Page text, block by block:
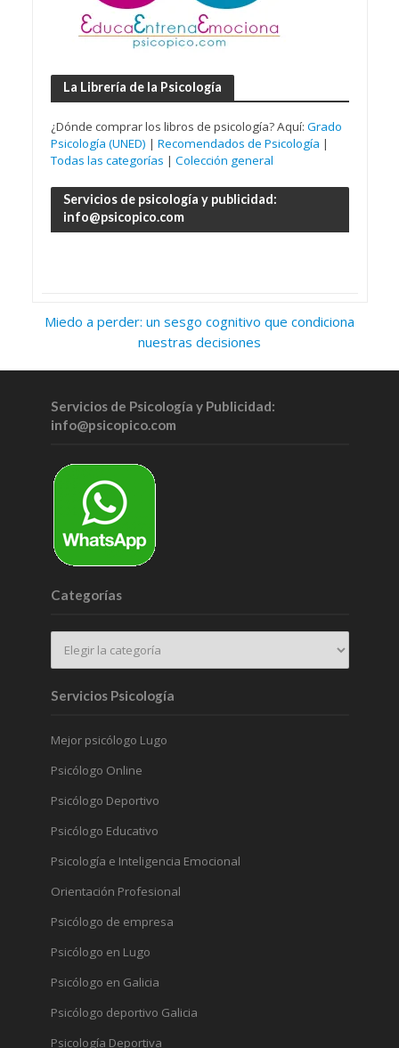
La Librería de la Psicología
¿Dónde comprar los libros de psicología? Aquí: Grado
Psicología (UNED) | Recomendados de Psicología |
Todas las categorías | Colección general
Servicios de psicología y publicidad:
info@psicopico.com
Miedo a perder: un sesgo cognitivo que condiciona
nuestras decisiones
Servicios de Psicología y Publicidad:
info@psicopico.com
Categorías
Servicios Psicología
Mejor psicólogo Lugo
Psicólogo Online
Psicólogo Deportivo
Psicólogo Educativo
Psicología e Inteligencia Emocional
Orientación Profesional
Psicólogo de empresa
Psicólogo en Lugo
Psicólogo en Galicia
Psicólogo deportivo Galicia
Psicología Deportiva